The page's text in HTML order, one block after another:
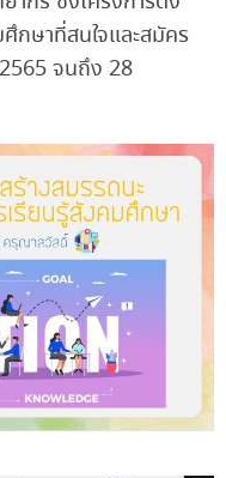
กษาที่สนใจและสมัคร
จนถึง 28